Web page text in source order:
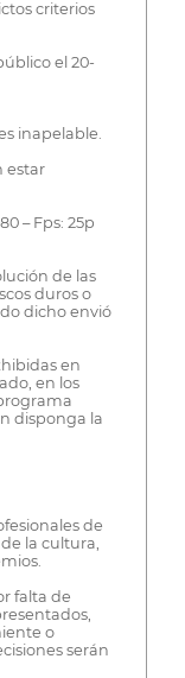
criterios
el 20-
inapelable.
estar
– Fps: 25p
de las
duros o
dicho envió
en
en los
disponga la
de
la cultura,
falta de
o
serán